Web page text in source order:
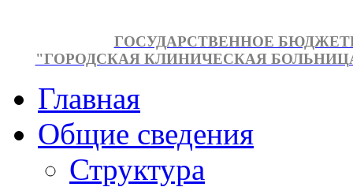
ГОСУДАРСТВЕННОЕ
"ГОРОДСКАЯ КЛИНИЧЕСКАЯ
Главная
Общие сведения
Структура